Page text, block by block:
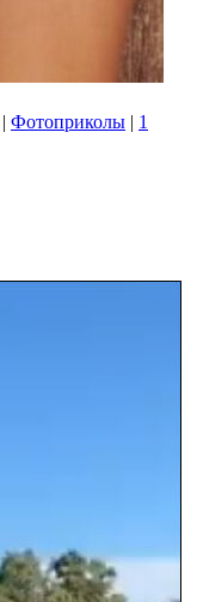
Фотоприколы | 1